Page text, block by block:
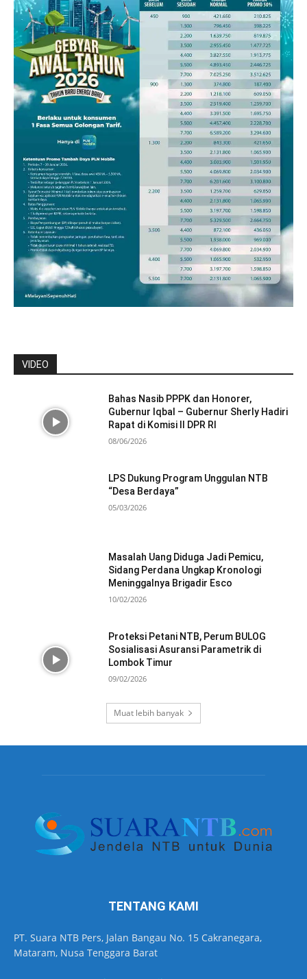
VIDEO
Bahas Nasib PPPK dan Honorer,
Gubernur Iqbal – Gubernur Sherly Hadiri
Rapat di Komisi II DPR RI
08/06/2026
LPS Dukung Program Unggulan NTB
“Desa Berdaya”
05/03/2026
Masalah Uang Diduga Jadi Pemicu,
Sidang Perdana Ungkap Kronologi
Meninggalnya Brigadir Esco
10/02/2026
Proteksi Petani NTB, Perum BULOG
Sosialisasi Asuransi Parametrik di
Lombok Timur
09/02/2026
Muat lebih banyak
TENTANG KAMI
PT. Suara NTB Pers, Jalan Bangau No. 15 Cakranegara,
Mataram, Nusa Tenggara Barat